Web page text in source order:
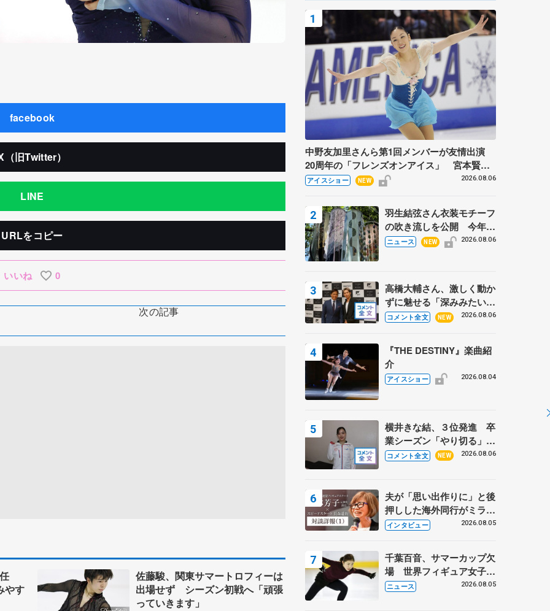
facebook
（旧Twitter）
LINE
URLをコピー
いいね 0
次の記事
やす
佐藤駿、関東サマートロフィーは
出場せず シーズン初戦へ「頑張
っていきます」
中野友加里さんら第1回メンバーが友情出演
20周年の「フレンズオンアイス」 宮本賢二
さん、有川梨絵さん、田村岳斗さんも
アイスショー NEW 2026.08.06
羽生結弦さん衣装モチーフ
の吹き流しを公開 今年は
「春よ、来い」、仙台の瑞
ニュース NEW 2026.08.06
高橋大輔さん、激しく動か
ずに魅せる「深みみたいな
ものは出てきている？」
あい
コメント全文 NEW 2026.08.06
『THE DESTINY』楽曲紹
介
アイスショー 2026.08.04
横井きな結、３位発進 卒
業シーズン「やり切る」
【みなとアクルス杯SP】
コメント全文 NEW 2026.08.06
夫が「思い出作りに」と後
押しした海外同行がミラノ
まで… 繁華街のリンクで
に 小林芳子さんが振り返
るスケート人生
インタビュー 2026.08.05
千葉百音、サマーカップ欠
場 世界フィギュア女子2
位
ニュース 2026.08.05